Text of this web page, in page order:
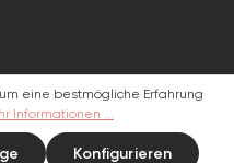
eine bestmögliche Erfahrung
Informationen ...
Konfigurieren